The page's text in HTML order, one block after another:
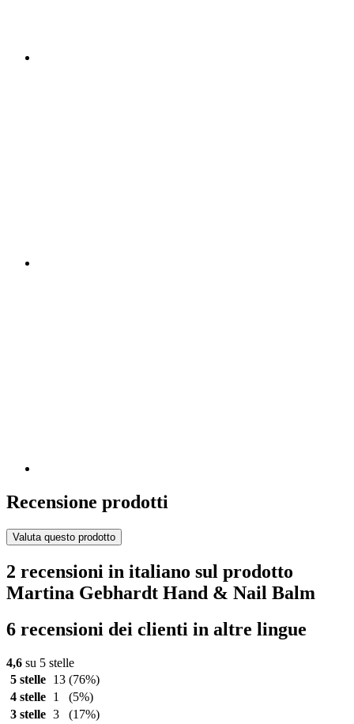
Recensione prodotti
Valuta questo prodotto
2 recensioni in italiano sul prodotto
Martina Gebhardt Hand & Nail Balm
6 recensioni dei clienti in altre lingue
4,6 su 5 stelle
5 stelle
13 (76%)
4 stelle
1
(5%)
3 stelle 3
(17%)